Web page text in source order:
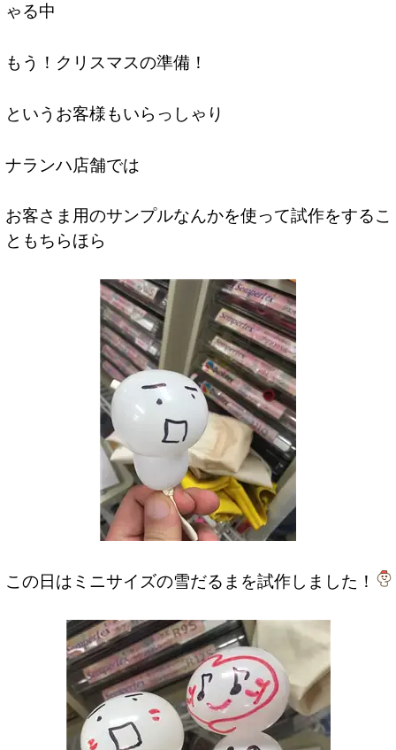
ゃる中
もう！クリスマスの準備！
というお客様もいらっしゃり
ナランハ店舗では
お客さま用のサンプルなんかを使って試作をするこ
ともちらほら
この日はミニサイズの雪だるまを試作しました！